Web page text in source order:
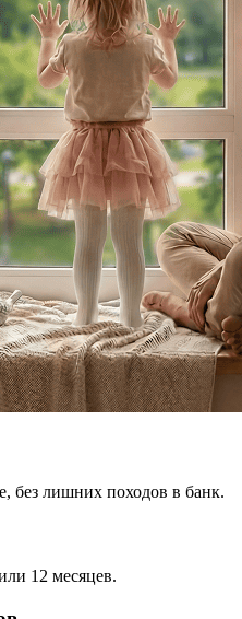
без лишних походов в банк.
12 месяцев.